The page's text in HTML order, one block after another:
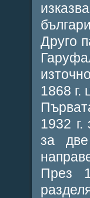
Друго
1868 г.
1932
за
През